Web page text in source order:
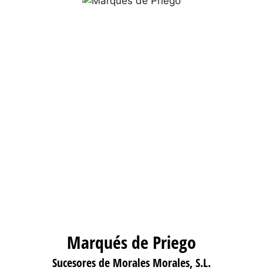
Marqués de Priego
Sucesores de Morales Morales, S.L.